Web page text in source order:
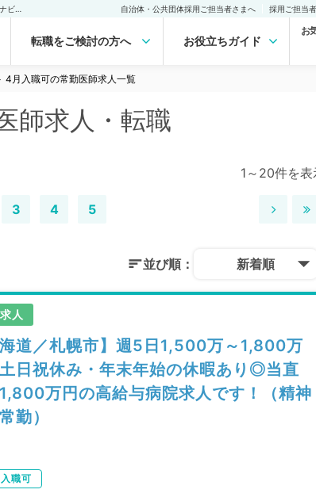
自治体・公共団体採用ご担当者さまへ 採用ご担当
転職をご検討の方へ お役立ちガイド
お
4月入職可の常勤医師求人一覧
師求人・転職
1～20件を表
3 4 5
並び順： 新着順
人
海道／札幌市】週5日1,500万～1,800万
日祝休み・年末年始の休暇あり◎当直
万円の高給与病院求人です！（精神
勤）
職可